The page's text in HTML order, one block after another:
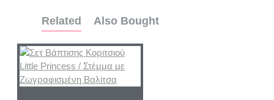
Related Also Bought